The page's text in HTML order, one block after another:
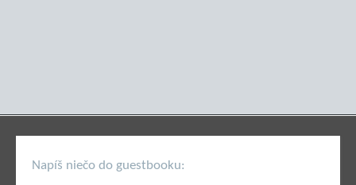
Napíš niečo do guestbooku: